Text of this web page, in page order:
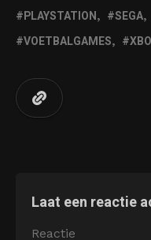
PLAYSTATION
SEGA
VOETBALGAMES
Laat een reactie